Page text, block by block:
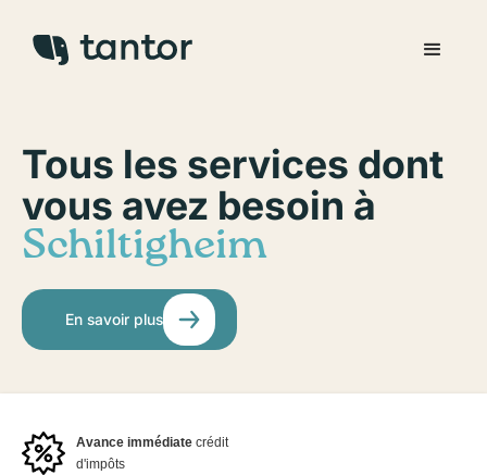
Tous les services dont
vous avez besoin à
Schiltigheim
En savoir plus
Avance immédiate crédit
d'impôts